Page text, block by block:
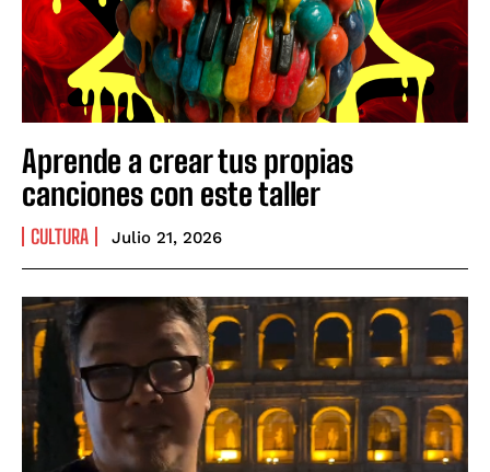
Aprende a crear tus propias
canciones con este taller
CULTURA Julio 21, 2026